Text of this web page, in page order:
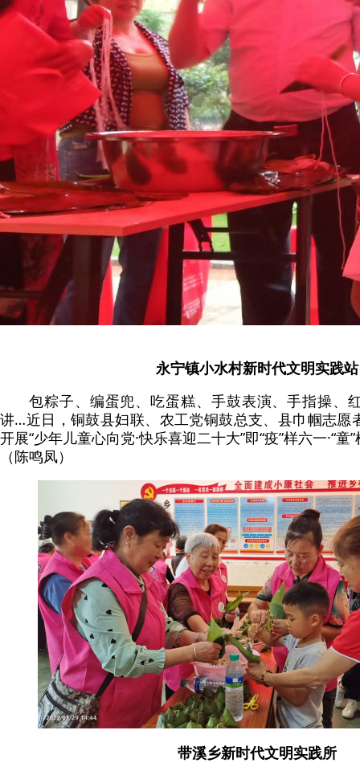
永宁镇小水村新时代文明实践站
包粽子、编蛋兜、吃蛋糕、手鼓表演、手指操、
讲…近日，铜鼓县妇联、农工党铜鼓总支、县巾帼志愿
开展“少年儿童心向党·快乐喜迎二十大”即“疫”样六一·“
（陈鸣凤）
带溪乡新时代文明实践所